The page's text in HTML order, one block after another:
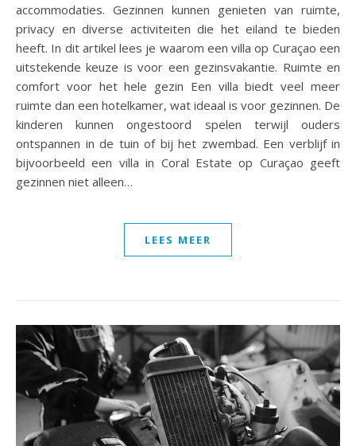
accommodaties. Gezinnen kunnen genieten van ruimte,
privacy en diverse activiteiten die het eiland te bieden
heeft. In dit artikel lees je waarom een villa op Curaçao een
uitstekende keuze is voor een gezinsvakantie. Ruimte en
comfort voor het hele gezin Een villa biedt veel meer
ruimte dan een hotelkamer, wat ideaal is voor gezinnen. De
kinderen kunnen ongestoord spelen terwijl ouders
ontspannen in de tuin of bij het zwembad. Een verblijf in
bijvoorbeeld een villa in Coral Estate op Curaçao geeft
gezinnen niet alleen…
LEES MEER